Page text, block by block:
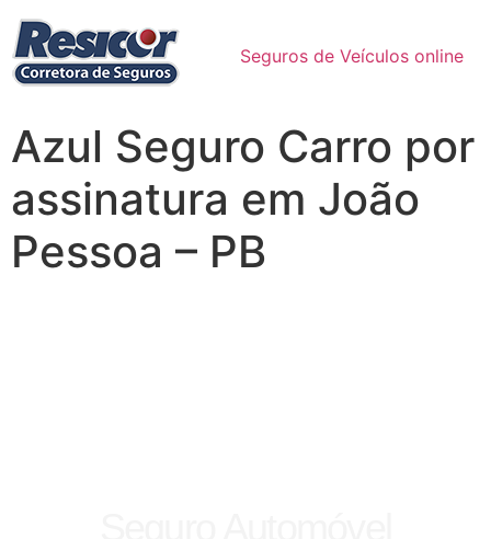
Seguros de Veículos online
Azul Seguro Carro por
assinatura em João
Pessoa – PB